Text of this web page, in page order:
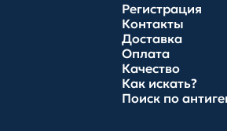
Регистрация
Контакты
Доставка
Оплата
Качество
Как искать?
Поиск по